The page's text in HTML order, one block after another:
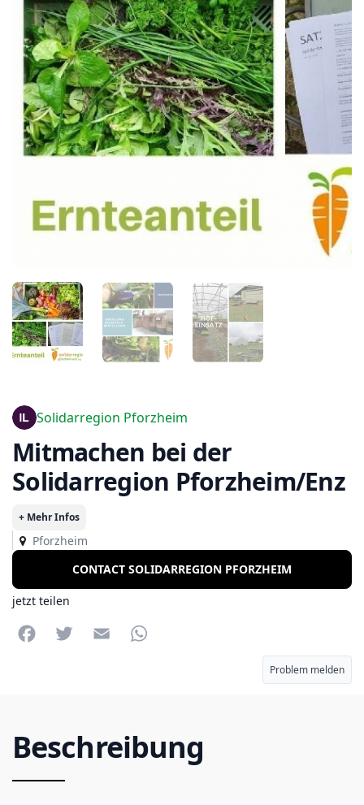
Solidarregion Pforzheim
Mitmachen bei der
Solidarregion Pforzheim/Enz
+ Mehr Infos
Pforzheim
CONTACT SOLIDARREGION PFORZHEIM
jetzt teilen
FacebookTwitter Email
Problem melden
Beschreibung